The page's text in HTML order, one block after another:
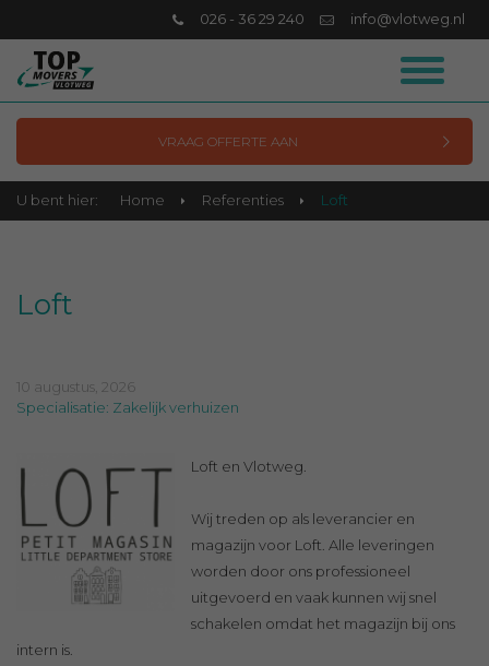
info@vlotweg.nl
026 - 36 29 240
VRAAG OFFERTE AAN
U bent hier: Home Referenties Loft
Loft
10 augustus, 2026
Specialisatie: Zakelijk verhuizen
Loft en Vlotweg.
Wij treden op als leverancier en
magazijn voor Loft. Alle leveringen
worden door ons professioneel
uitgevoerd en vaak kunnen wij snel
schakelen omdat het magazijn bij ons
intern is.